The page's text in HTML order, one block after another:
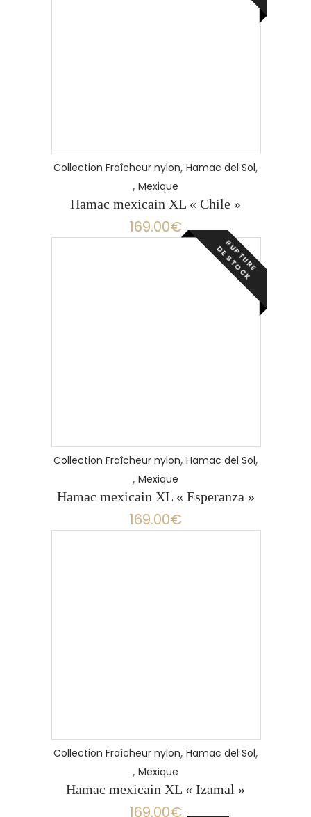
Collection Fraîcheur nylon, Hamac del Sol,
, Mexique
Hamac mexicain XL « Chile »
169.00€
R
U
P
T
U
R
E
D
E
S
T
O
C
K
Collection Fraîcheur nylon, Hamac del Sol,
, Mexique
Hamac mexicain XL « Esperanza »
169.00€
Collection Fraîcheur nylon, Hamac del Sol,
, Mexique
Hamac mexicain XL « Izamal »
169.00€